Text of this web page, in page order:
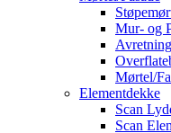
Mur- og
Mørtel/
Elementdekke
Scan
Scan